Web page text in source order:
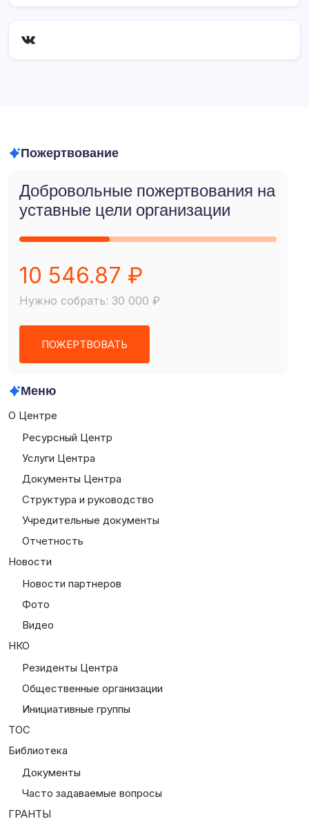
ВКонтакте
Пожертвование
Добровольные пожертвования на
уставные цели организации
10 546.87 ₽
Нужно собрать: 30 000 ₽
ПОЖЕРТВОВАТЬ
Меню
О Центре
Ресурсный Центр
Услуги Центра
Документы Центра
Структура и руководство
Учредительные документы
Отчетность
Новости
Новости партнеров
Фото
Видео
НКО
Резиденты Центра
Общественные организации
Инициативные группы
ТОС
Библиотека
Документы
Часто задаваемые вопросы
ГРАНТЫ